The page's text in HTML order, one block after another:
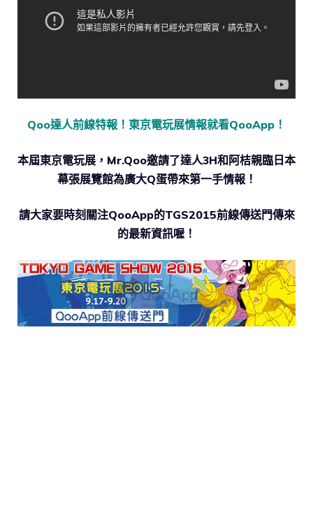
Qoo達人前線特報！東京電玩展情報就看QooApp！
本屆東京電玩展，Mr.Qoo邀請了達人3H和阿桔親臨日本
幕張展覽館為廣大Q蛋帶來第一手情報！
請大家要時刻關注QooApp的TGS2015前線傳送門傳來
的最新資訊喔！